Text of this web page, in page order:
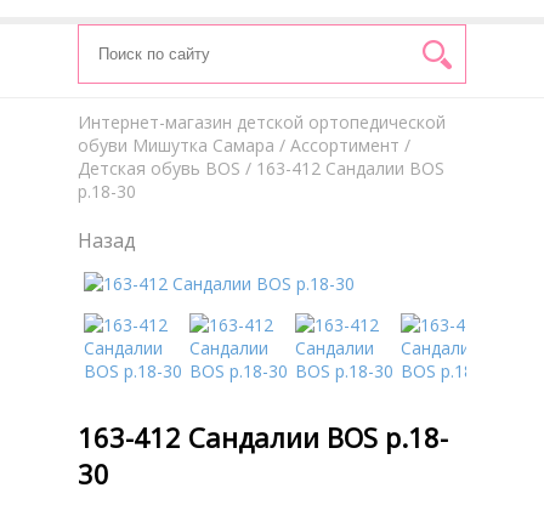
Интернет-магазин детской ортопедической
обуви Мишутка Самара / Aссортимент /
Детская обувь BOS / 163-412 Сандалии BOS
р.18-30
Назад
163-412 Сандалии BOS р.18-
30